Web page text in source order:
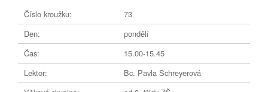
Číslo kroužku:
73
Den:
pondělí
Čas:
15.00-15.45
Lektor:
Bc. Pavla Schreyerová